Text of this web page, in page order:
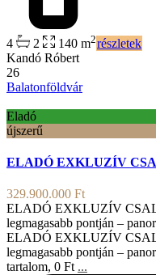
4 2 140 m2részletek
Kandó Róbert
26
Balatonföldvár
Eladó
újszerű
ELADÓ EXKLUZÍV
329.900.000 Ft
ELADÓ EXKLUZÍV
legmagasabb pontján –
ELADÓ EXKLUZÍV
legmagasabb pontján –
tartalom, 0 Ft ...